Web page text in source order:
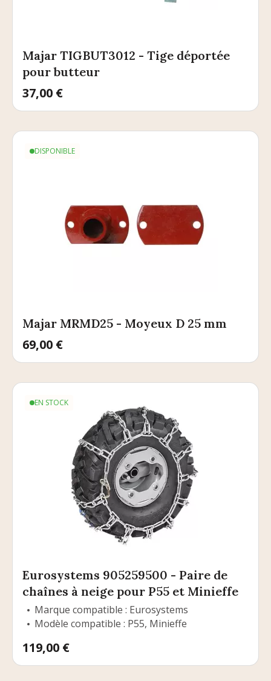
Majar TIGBUT3012 - Tige déportée
pour butteur
Prix
37,00 €
DISPONIBLE
Majar MRMD25 - Moyeux D 25 mm
Prix
69,00 €
EN STOCK
Eurosystems 905259500 - Paire de
chaînes à neige pour P55 et Minieffe
Marque compatible : Eurosystems
Modèle compatible : P55, Minieffe
Prix
119,00 €